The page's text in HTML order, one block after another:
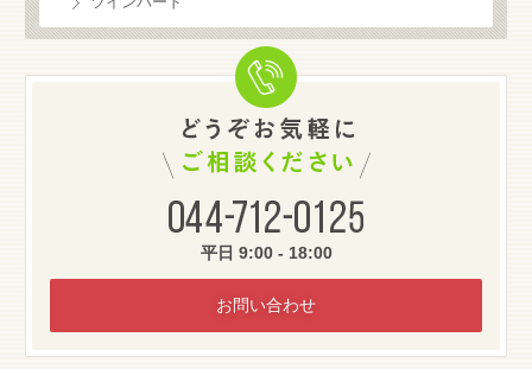
平日 9:00 - 18:00
お問い合わせ